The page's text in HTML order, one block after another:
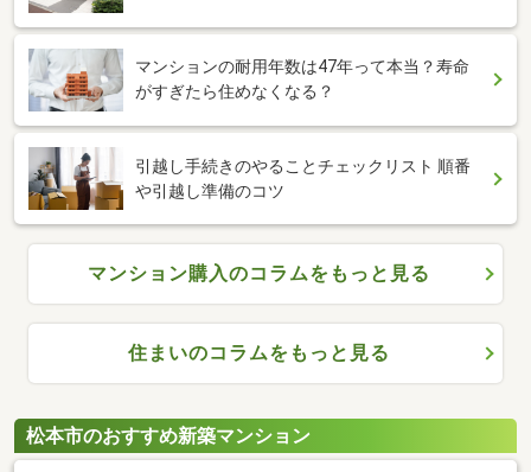
マンションの耐用年数は47年って本当？寿命
がすぎたら住めなくなる？
引越し手続きのやることチェックリスト 順番
や引越し準備のコツ
マンション購入のコラムをもっと見る
住まいのコラムをもっと見る
松本市のおすすめ新築マンション